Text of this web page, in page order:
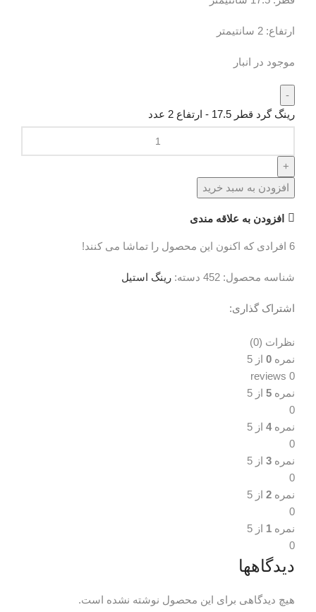
ارتفاع: 2 سانتیمتر
موجود در انبار
رینگ گرد قطر 17.5 - ارتفاع 2 عدد
افزودن به سبد خرید
افزودن به علاقه مندی
6 افرادی که اکنون این محصول را تماشا می کنند!
شناسه محصول: 452 دسته: رینگ استیل
اشتراک گذاری:
نظرات (0)
نمره 0 از 5
0 reviews
نمره 5 از 5
0
نمره4 از 5
0
نمره 3 از 5
0
نمره 2 از 5
0
نمره 1 از 5
0
دیدگاهها
هیچ دیدگاهی برای این محصول نوشته نشده است.